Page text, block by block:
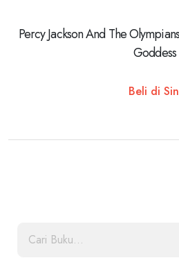
Percy Jackson And The
Goddess
Beli di